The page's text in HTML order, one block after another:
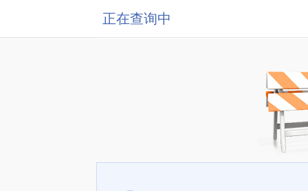
正在查询中